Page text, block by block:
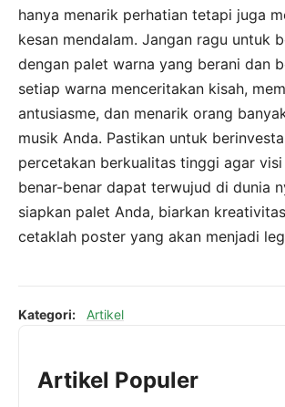
hanya menarik perhatian tetapi juga
kesan mendalam. Jangan ragu untuk
dengan palet warna yang berani dan
setiap warna menceritakan kisah,
antusiasme, dan menarik orang
musik Anda. Pastikan untuk
percetakan berkualitas tinggi agar visi
benar-benar dapat terwujud di dunia
siapkan palet Anda, biarkan
cetaklah poster yang akan menjadi
Kategori: Artikel
Artikel Populer